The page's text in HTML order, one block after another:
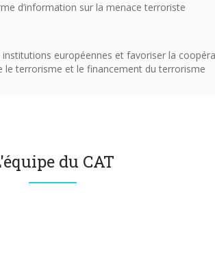
d’information sur la menace terroriste
européennes et favoriser la
le terrorisme et le financement du terrorisme
du CAT